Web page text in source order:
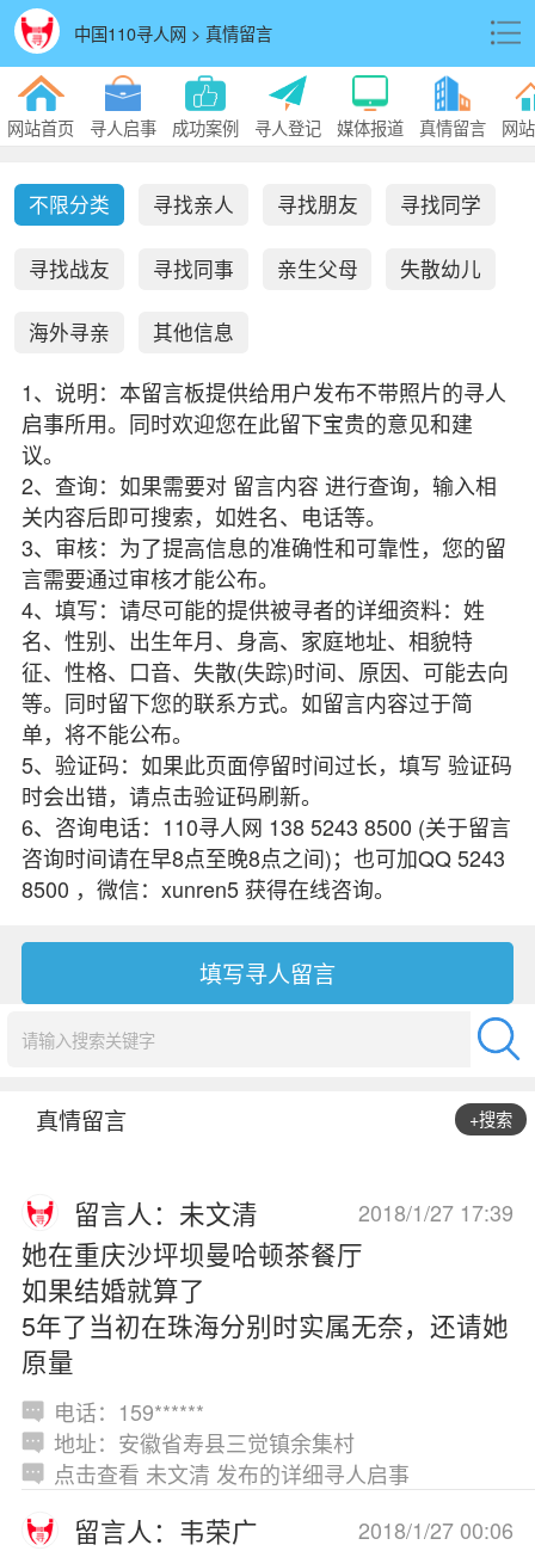
中国110寻人网 > 真情留言
网站首页 寻人启事 成功案例 寻人登记 媒体报道 真情留言 网
不限分类 寻找亲人 寻找朋友 寻找同学
寻找战友 寻找同事 亲生父母 失散幼儿
海外寻亲 其他信息
1、说明：本留言板提供给用户发布不带照片的寻人
启事所用。同时欢迎您在此留下宝贵的意见和建
议。
2、查询：如果需要对 留言内容 进行查询，输入相
关内容后即可搜索，如姓名、电话等。
3、审核：为了提高信息的准确性和可靠性，您的留
言需要通过审核才能公布。
4、填写：请尽可能的提供被寻者的详细资料：姓
名、性别、出生年月、身高、家庭地址、相貌特
征、性格、口音、失散(失踪)时间、原因、可能去向
等。同时留下您的联系方式。如留言内容过于简
单，将不能公布。
5、验证码：如果此页面停留时间过长，填写 验证码
时会出错，请点击验证码刷新。
6、咨询电话：110寻人网 138 5243 8500 (关于留言
咨询时间请在早8点至晚8点之间)；也可加QQ 5243
8500 ，微信：xunren5 获得在线咨询。
+搜索
真情留言
2018/1/27 17:39
留言人：未文清
她在重庆沙坪坝曼哈顿茶餐厅
如果结婚就算了
5年了当初在珠海分别时实属无奈，还请她
原量
电话：159******
地址：安徽省寿县三觉镇余集村
点击查看 未文清 发布的详细寻人启事
2018/1/27 00:06
留言人：韦荣广